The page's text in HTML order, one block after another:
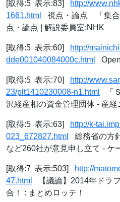
[取得:5 表示:83]
http://
1661.html
視点・論点 「集合
点・論点 | 解説委員室:NHK
[取得:5 表示:60]
http://
dde001040084000c.html
[取得:5 表示:70]
http://
23/plt1410230008-n1.html
「
沢経産相の資金管理団体 - 産経
[取得:5 表示:63]
http://k-
023_672827.html
総務省の方
など260社が意見申し立て - ケ
[取得:7 表示:503]
http://
47.html
【議論】2014年ドラ
合！ : まとめロッテ！